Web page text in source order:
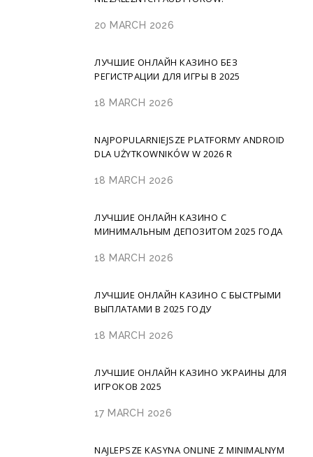
20 MARCH 2026
ЛУЧШИЕ ОНЛАЙН КАЗИНО БЕЗ
РЕГИСТРАЦИИ ДЛЯ ИГРЫ В 2025
18 MARCH 2026
NAJPOPULARNIEJSZE PLATFORMY ANDROID
DLA UŻYTKOWNIKÓW W 2026 R
18 MARCH 2026
ЛУЧШИЕ ОНЛАЙН КАЗИНО С
МИНИМАЛЬНЫМ ДЕПОЗИТОМ 2025 ГОДА
18 MARCH 2026
ЛУЧШИЕ ОНЛАЙН КАЗИНО С БЫСТРЫМИ
ВЫПЛАТАМИ В 2025 ГОДУ
18 MARCH 2026
ЛУЧШИЕ ОНЛАЙН КАЗИНО УКРАИНЫ ДЛЯ
ИГРОКОВ 2025
17 MARCH 2026
NAJLEPSZE KASYNA ONLINE Z MINIMALNYM